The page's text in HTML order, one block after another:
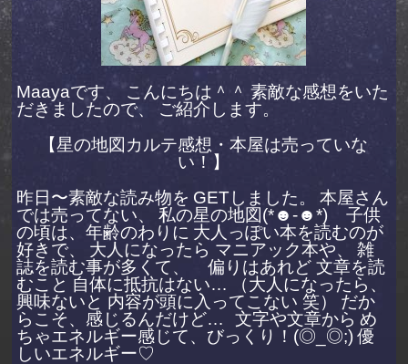
Maayaです、 こんにちは＾＾ 素敵な感想をいた
だきましたので、
ご紹介します。
【星の地図カルテ感想・本屋は売っていな
い！】
昨日〜素敵な読み物を GETしました。
本屋さん
では売ってない、
私の星の地図(*☻-☻*)
子供
の頃は、年齢のわりに 大人っぽい本を読むのが
好きで、
大人になったら マニアック本や、
雑
誌を読む事が多くて、
偏りはあれど 文章を読
むこと 自体に抵抗はない…
（大人になったら、
興味ないと 内容が頭に入ってこない 笑）
だか
らこそ、感じるんだけど…
文字や文章から め
ちゃエネルギー感じて、びっくり！(◎_◎;) 優
しいエネルギー♡